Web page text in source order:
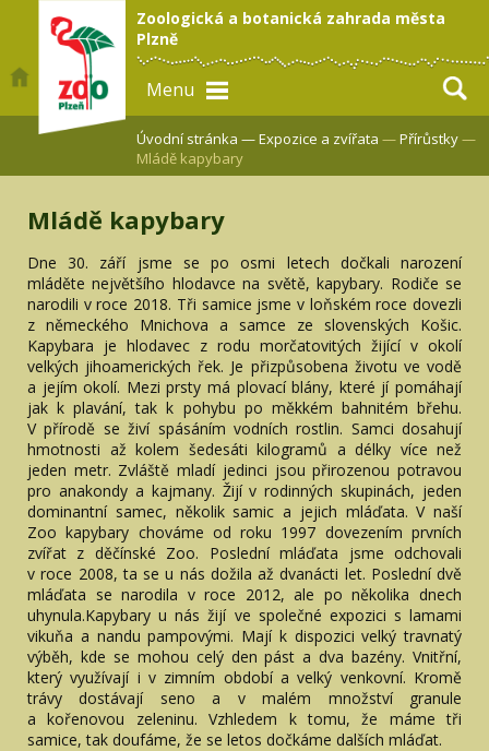
Zoologická a botanická zahrada města
Plzně
Menu
Úvodní stránka —Expozice a zvířata —Přírůstky—
Mládě kapybary
Mládě kapybary
Dne 30. září jsme se po osmi letech dočkali narození
mláděte největšího hlodavce na světě, kapybary. Rodiče se
narodili v roce 2018. Tři samice jsme v loňském roce dovezli
z německého Mnichova a samce ze slovenských Košic.
Kapybara je hlodavec z rodu morčatovitých žijící v okolí
velkých jihoamerických řek. Je přizpůsobena životu ve vodě
a jejím okolí. Mezi prsty má plovací blány, které jí pomáhají
jak k plavání, tak k pohybu po měkkém bahnitém břehu.
V přírodě se živí spásáním vodních rostlin. Samci dosahují
hmotnosti až kolem šedesáti kilogramů a délky více než
jeden metr. Zvláště mladí jedinci jsou přirozenou potravou
pro anakondy a kajmany. Žijí v rodinných skupinách, jeden
dominantní samec, několik samic a jejich mláďata. V naší
Zoo kapybary chováme od roku 1997 dovezením prvních
zvířat z děčínské Zoo. Poslední mláďata jsme odchovali
v roce 2008, ta se u nás dožila až dvanácti let. Poslední dvě
mláďata se narodila v roce 2012, ale po několika dnech
uhynula.Kapybary u nás žijí ve společné expozici s lamami
vikuňa a nandu pampovými. Mají k dispozici velký travnatý
výběh, kde se mohou celý den pást a dva bazény. Vnitřní,
který využívají i v zimním období a velký venkovní. Kromě
trávy dostávají seno a v malém množství granule
a kořenovou zeleninu. Vzhledem k tomu, že máme tři
samice, tak doufáme, že se letos dočkáme dalších mláďat.